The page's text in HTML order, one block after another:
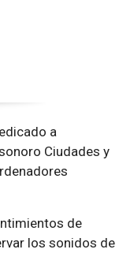
a
Ciudades y
de
los sonidos de